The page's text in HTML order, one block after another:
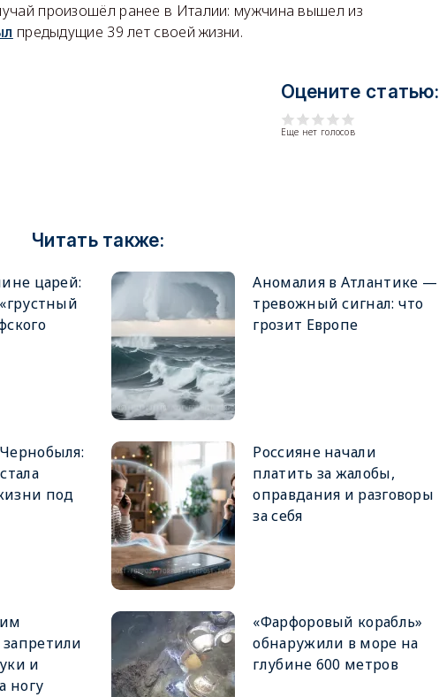
произошёл ранее в Италии: мужчина вышел из
предыдущие 39 лет своей жизни.
Оцените статью:
Еще нет голосов
Читать также:
царей:
Аномалия в Атлантике —
тревожный сигнал: что
грозит Европе
под
Россияне начали
платить за жалобы,
оправдания и разговоры
за себя
и
ногу
«Фарфоровый корабль»
обнаружили в море на
глубине 600 метров